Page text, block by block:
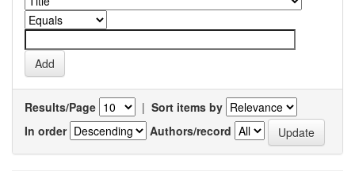
Results/Page | Sort items by
In order
Authors/record